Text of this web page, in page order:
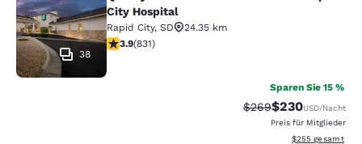
38
City Hospital
Rapid City, SD
24.35 km
3.92-Sterne-Bewertung. Gut. 831 Bewertungen
3.9(831)
Sparen Sie 15 %
Durchgestrichener
$269Vergünstigter
$230USD/Nacht
Preis für Mitglieder
Geschätzte
$255 gesamt